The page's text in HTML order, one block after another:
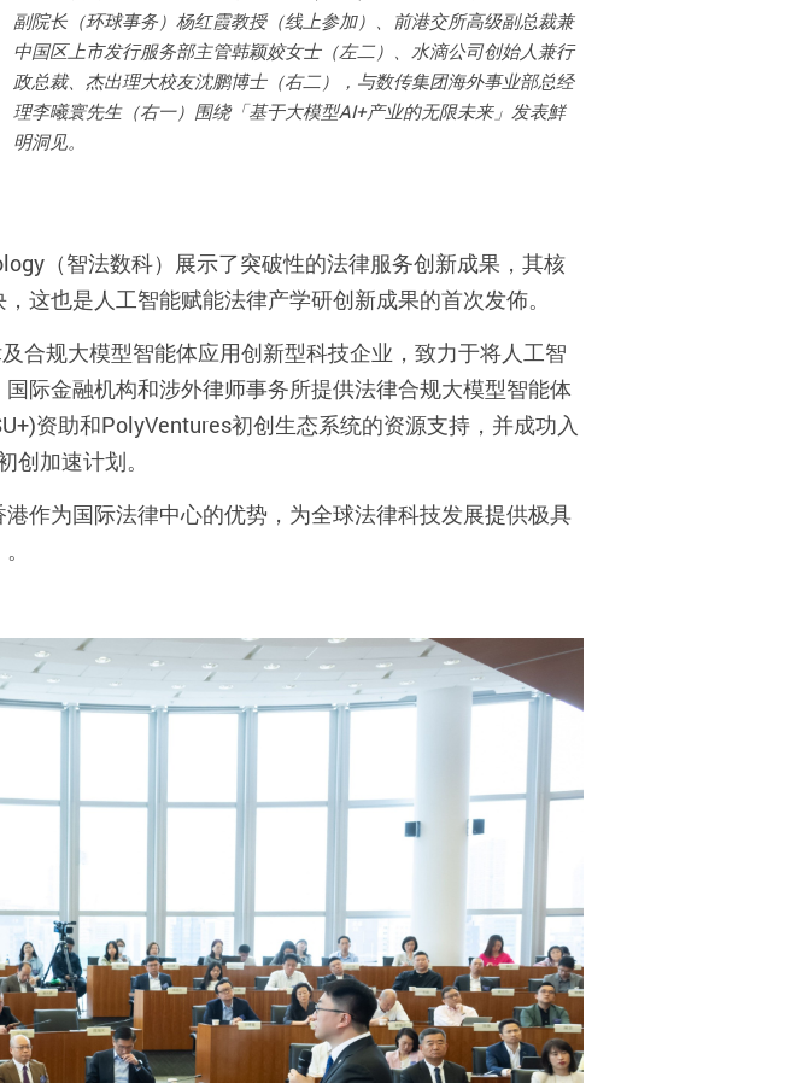
副院长（环球事务）杨红霞教授（线上参加）、前港交所高级副总裁兼
中国区上市发行服务部主管韩颖姣女士（左二）、水滴公司创始人兼行
政总裁、杰出理大校友沈鹏博士（右二），与数传集团海外事业部总经
理李曦寰先生（右一）围绕「基于大模型AI+产业的无限未来」发表鮮
明洞见。
（智法数科）展示了突破性的法律服务创新成果，其核
这也是人工智能赋能法律产学研创新成果的首次发佈。
合规大模型智能体应用创新型科技企业，致力于将人工智
际金融机构和涉外律师事务所提供法律合规大模型智能体
资助和PolyVentures初创生态系统的资源支持，并成功入
创加速计划。
作为国际法律中心的优势，为全球法律科技发展提供极具